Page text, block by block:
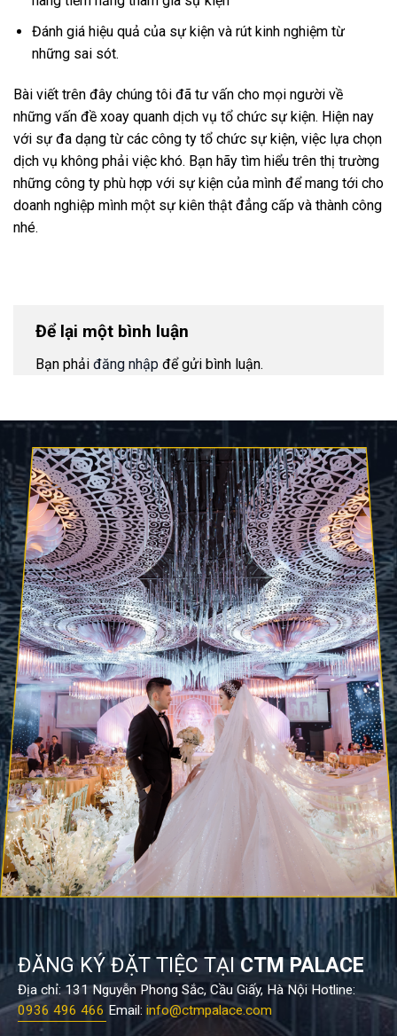
Đánh giá hiệu quả của sự kiện và rút kinh nghiệm từ
những sai sót.
Bài viết trên đây chúng tôi đã tư vấn cho mọi người về
những vấn đề xoay quanh dịch vụ tổ chức sự kiện. Hiện nay
với sự đa dạng từ các công ty tổ chức sự kiện, việc lựa chọn
dịch vụ không phải việc khó. Bạn hãy tìm hiểu trên thị trường
những công ty phù hợp với sự kiện của mình để mang tới cho
doanh nghiệp mình một sự kiên thật đẳng cấp và thành công
nhé.
Để lại một bình luận
Bạn phải đăng nhập để gửi bình luận.
ĐĂNG KÝ ĐẶT TIỆC TẠICTM PALACE
Địa chỉ: 131 Nguyễn Phong Sắc, Cầu Giấy, Hà Nội Hotline:
0936 496 466 Email: info@ctmpalace.com